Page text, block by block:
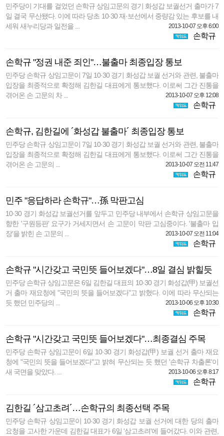
민주당이 기대를 걸었던 손학규 상임고문의 경기 화성갑 보궐선거 출마가 7
일 결국 무산됐다. 이에 따라 당초 10·30 재·보선에서 중량감 있는 후보를 내
세워 새누리당과 일전을 ...
2013-10-07 오후 6:00
손학규
손학규 "정권 내준 죄인"…불출마 최종입장 통보
민주당 손학규 상임고문이 7일 10·30 경기 화성갑 보궐 선거와 관련, 불출마
입장을 최종적으로 확정해 김한길 대표에게 통보했다. 이로써 그간 진통을
겪어온 손 고문의 차 ...
2013-10-07 오후 12:08
손학규
손학규, 김한길에 ´화성갑 불출마´ 최종입장 통보
민주당 손학규 상임고문이 7일 10·30 경기 화성갑 보궐 선거와 관련, 불출마
입장을 최종적으로 확정해 김한길 대표에게 통보했다. 이로써 그간 진통을
겪어온 손 고문의 ...
2013-10-07 오전 11:47
손학규
민주 "응답하라 손학규"…孫 막판고심
10·30 경기 화성갑 보궐선거를 앞두고 민주당 내부에서 손학규 상임고문을
향한 '구원등판' 요구가 거세지면서 손 고문이 막판 고심중이다. '불출마 입
장'을 밝힌 손 고문의 ...
2013-10-07 오전 11:04
손학규
손학규 "시간갖고 국민뜻 들어보겠다"…8일 결심 밝힐듯
민주당 손학규 상임고문은 6일 김한길 대표의 10·30 경기 화성갑(甲) 보궐선
거 출마 재요청에 "국민의 뜻을 들어보겠다"고 밝혔다. 이에 따라 무산되는
듯 했던 민주당의 ...
2013-10-06 오후 10:30
손학규
손학규 "시간갖고 국민뜻 들어보겠다"…최종결심 주목
민주당 손학규 상임고문이 6일 10·30 경기 화성갑(甲) 보궐 선거 출마 재요
청에 "국민의 뜻을 들어보겠다"고 밝혀 무산되는 듯 했던 '손학규 차출론'이
새 국면을 맞았다. ...
2013-10-06 오후 8:17
손학규
김한길 ´삼고초려´…손학규의 최종선택 주목
민주당 손학규 상임고문이 10·30 경기 화성갑 보궐 선거에 대한 당의 출마
요청을 고사한 가운데 김한길 대표가 6일 '삼고초려'에 들어갔다. 이와 관련,